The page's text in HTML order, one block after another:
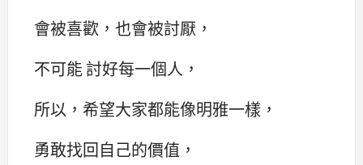
會被喜歡，也會被討厭，
不可能 討好每一個人，
所以，希望大家都能像明雅一樣，
勇敢找回自己的價值，